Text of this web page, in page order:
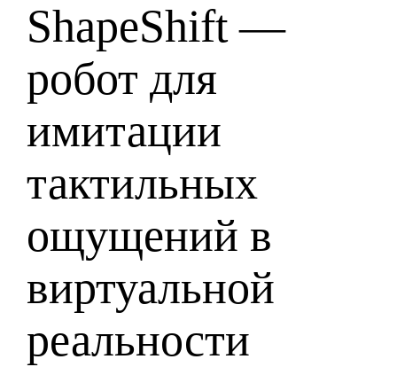
ShapeShift —
робот для
имитации
тактильных
ощущений в
виртуальной
реальности